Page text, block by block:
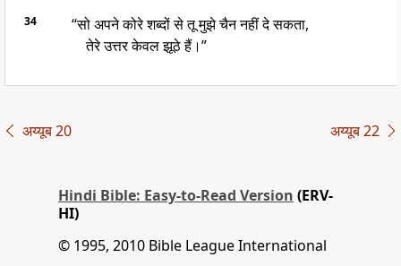
34
“सो अपने कोरे शब्दों से तू मुझे चैन नहीं दे सकता,
तेरे उत्तर केवल झूठे हैं।”
अय्यूब 20 अय्यूब 22
Hindi Bible: Easy-to-Read Version (ERV-
HI)
© 1995, 2010 Bible League International